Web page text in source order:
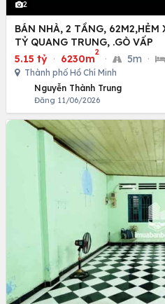
2
BÁN NHÀ, 2 TẦNG,
TỶ QUANG TRUNG, .GÒ VẤP
5.15 tỷ · 6230m
2
· 5m ·
Thành phố Hồ Chí Minh
Nguyễn Thành Trung
Đăng 11/06/2026